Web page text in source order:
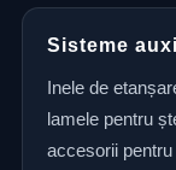
Sisteme
Inele de
lamele pentru
accesorii